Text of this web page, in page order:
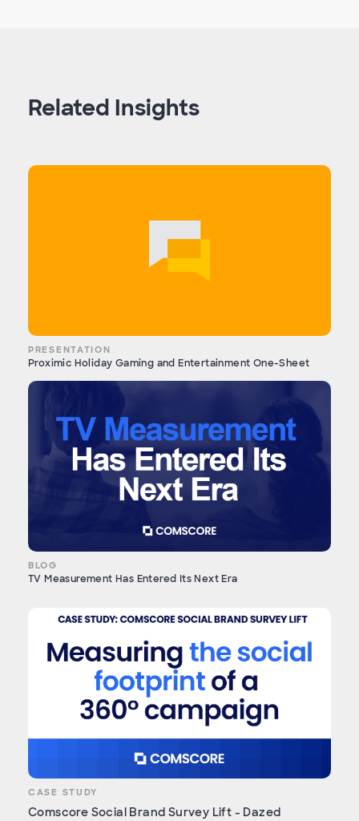
Related Insights
PRESENTATION
Proximic Holiday Gaming and Entertainment One-Sheet
BLOG
TV Measurement Has Entered Its Next Era
CASE STUDY
Comscore Social Brand Survey Lift - Dazed